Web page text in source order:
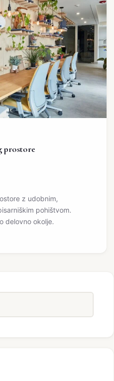
prostore
z udobnim,
pohištvom.
delovno okolje.